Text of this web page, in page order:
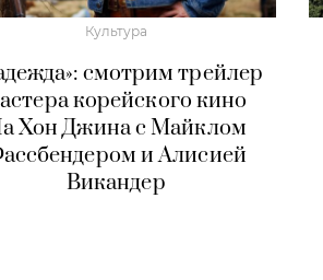
Культура
смотрим трейлер
корейского кино
Хон Джина с Майклом
и Алисией
Викандер